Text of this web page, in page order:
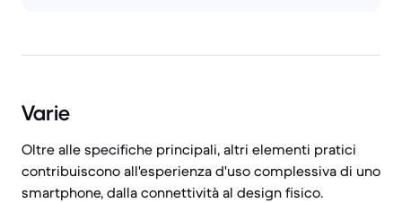
Varie
Oltre alle specifiche principali, altri elementi pratici
contribuiscono all'esperienza d'uso complessiva di uno
smartphone, dalla connettività al design fisico.